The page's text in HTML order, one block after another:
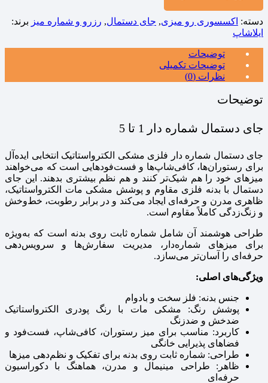
دسته: اکسسوری رو میزی, جای دستمال, رزرو و شماره میز برند:
ایلاشاپ
توضیحات
توضیحات تکمیلی
نظرات (0)
توضیحات
جای دستمال شماره دار 1 تا 5
جای دستمال شماره‌ دار فلزی مشکی الکترواستاتیک انتخابی ایده‌آل
برای رستوران‌ها، کافی‌شاپ‌ها و فست‌فودهایی است که می‌خواهند
میزهای خود را هم شیک‌تر کنند و هم نظم بیشتری بدهند. این جای
دستمال با بدنه فلزی مقاوم و پوشش مشکی مات الکترواستاتیک،
ظاهری مدرن و حرفه‌ای ایجاد می‌کند و در برابر رطوبت، خط‌وخش
و زنگ‌زدگی کاملاً مقاوم است.
طراحی هوشمند آن شامل شماره ثابت روی بدنه است که به‌ویژه
برای میزهای شماره‌دار، مدیریت سفارش‌ها و سرویس‌دهی
حرفه‌ای را آسان‌تر می‌سازد.
ویژگی‌های اصلی:
جنس بدنه: فلز سخت و بادوام
پوشش رنگ: مشکی مات با رنگ پودری الکترواستاتیک
ضدخش و ضدزنگ
کاربرد: مناسب برای میز رستوران، کافی‌شاپ، فست‌فود و
فضاهای پذیرایی خانگی
طراحی: شماره ثابت روی بدنه برای تفکیک و نظم‌دهی میزها
ظاهر: طراحی مینیمال و مدرن، هماهنگ با دکوراسیون
حرفه‌ای